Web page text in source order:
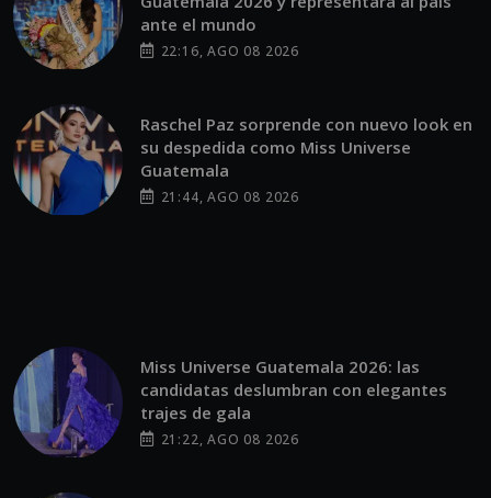
ante el mundo
22:16, AGO 08 2026
Raschel Paz sorprende con nuevo look en
su despedida como Miss Universe
Guatemala
21:44, AGO 08 2026
Miss Universe Guatemala 2026: las
candidatas deslumbran con elegantes
trajes de gala
21:22, AGO 08 2026